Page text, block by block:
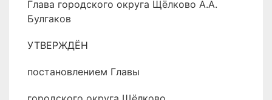
Глава городского округа Щёлково А.А.
Булгаков
УТВЕРЖДЁН
постановлением Главы